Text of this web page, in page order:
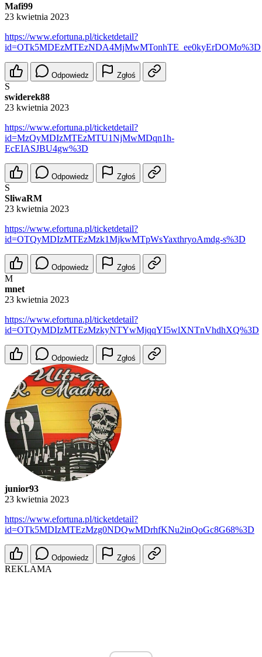
Mafi99
23 kwietnia 2023
https://www.efortuna.pl/ticketdetail?
id=OTk5MDEzMTEzNDA4MjMwMTonhTE_ee0kyErDOMo%3D
Odpowiedz Zgłoś
S
swiderek88
23 kwietnia 2023
https://www.efortuna.pl/ticketdetail?
id=MzQyMDIzMTEzMTU1NjMwMDqn1h-
EcEIASJBU4gw%3D
Odpowiedz Zgłoś
S
SliwaRM
23 kwietnia 2023
https://www.efortuna.pl/ticketdetail?
id=OTQyMDIzMTEzMzk1MjkwMTpWsYaxthryoAmdg-s%3D
Odpowiedz Zgłoś
M
mnet
23 kwietnia 2023
https://www.efortuna.pl/ticketdetail?
id=OTQyMDIzMTEzMzkyNTYwMjqqYI5wlXNTnVhdhXQ%3D
Odpowiedz Zgłoś
junior93
23 kwietnia 2023
https://www.efortuna.pl/ticketdetail?
id=OTk5MDIzMTEzMzg0NDQwMDrhfKNu2inQoGc8G68%3D
Odpowiedz Zgłoś
REKLAMA